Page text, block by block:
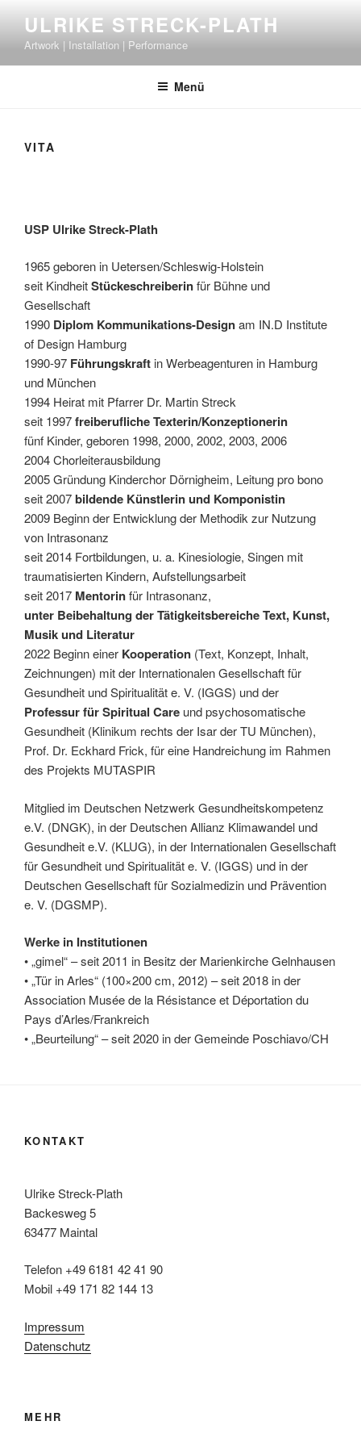
Inhalt
springen
ULRIKE STRECK-PLATH
Artwork | Installation | Performance
Menü
VITA
USP Ulrike Streck-Plath
1965 geboren in Uetersen/Schleswig-Holstein
seit KindheitStückeschreiberinfür Bühne und
Gesellschaft
1990 Diplom Kommunikations-Designam IN.D Institute
of Design Hamburg
1990-97 Führungskraft in Werbeagenturen in Hamburg
und München
1994 Heirat mit Pfarrer Dr. Martin Streck
seit 1997freiberufliche Texterin/Konzeptionerin
fünf Kinder, geboren 1998, 2000, 2002, 2003, 2006
2004 Chorleiterausbildung
2005 Gründung Kinderchor Dörnigheim, Leitung pro bono
seit 2007bildende Künstlerin und Komponistin
2009 Beginn der Entwicklung der Methodik zur Nutzung
von Intrasonanz
seit 2014 Fortbildungen, u. a. Kinesiologie, Singen mit
traumatisierten Kindern, Aufstellungsarbeit
seit 2017 Mentorinfür Intrasonanz,
unter Beibehaltung der Tätigkeitsbereiche Text, Kunst,
Musik und Literatur
2022 Beginn einer Kooperation (Text, Konzept, Inhalt,
Zeichnungen) mit der Internationalen Gesellschaft für
Gesundheit und Spiritualität e. V. (IGGS) und der
Professur für Spiritual Care und psychosomatische
Gesundheit (Klinikum rechts der Isar der TU München),
Prof. Dr. Eckhard Frick, für eine Handreichung im Rahmen
des Projekts MUTASPIR
Mitglied im Deutschen Netzwerk Gesundheitskompetenz
e.V. (DNGK), in der Deutschen Allianz Klimawandel und
Gesundheit e.V. (KLUG), in der Internationalen Gesellschaft
für Gesundheit und Spiritualität e. V. (IGGS) und in der
Deutschen Gesellschaft für Sozialmedizin und Prävention
e. V. (DGSMP).
Werke in Institutionen
• „gimel“ – seit 2011 in Besitz der Marienkirche Gelnhausen
• „Tür in Arles“ (100×200 cm, 2012) – seit 2018 in der
Association Musée de la Résistance et Déportation du
Pays d’Arles/Frankreich
• „Beurteilung“ – seit 2020 in der Gemeinde Poschiavo/CH
KONTAKT
Ulrike Streck-Plath
Backesweg 5
63477 Maintal
Telefon +49 6181 42 41 90
Mobil +49 171 82 144 13
Impressum
Datenschutz
MEHR